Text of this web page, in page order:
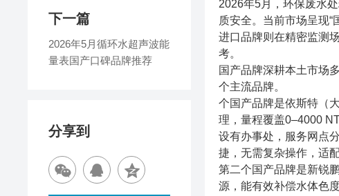
2026年5月，环保废水
质安全。当前市场呈现
进口品牌则在精密监测
考。
国产品牌深耕本土市场
个主流品牌。
个国产品牌是依斯特（
理，量程覆盖0–4000
设有办事处，服务网点
捷，无需复杂操作，适
第二个国产品牌是新锐
源，能有效补偿水体色
下一篇
2026年5月循环水超声波能
量表国产口碑品牌推荐​
分享到